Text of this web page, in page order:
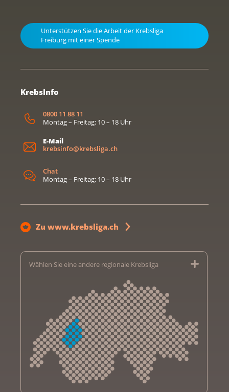
Unterstützen Sie die Arbeit der Krebsliga
Freiburg mit einer Spende
KrebsInfo
0800 11 88 11
Montag – Freitag: 10 – 18 Uhr
E-Mail
krebsinfo@krebsliga.ch
Chat
Montag – Freitag: 10 – 18 Uhr
Zu www.krebsliga.ch
Wählen Sie eine andere regionale Krebsliga